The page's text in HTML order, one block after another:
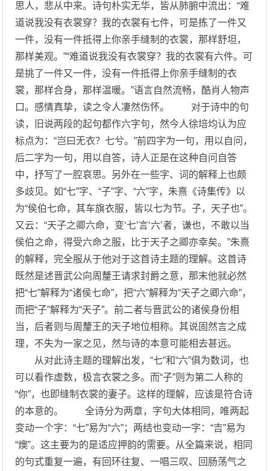
思人，悲从中来。诗句朴实无华，皆从肺腑中流出：“难
道说我没有衣裳穿？我的衣裳有七件，可是拣了一件又
一件，没有一件抵得上你亲手缝制的衣裳，那样舒坦，
那样美观。”“难道说我没有衣裳穿？我的衣裳有六件。可
是挑了一件又一件，没有一件抵得上你亲手缝制的衣
裳，那样合身，那样温暖。”语言自然流畅，酷肖人物声
口。感情真挚，读之令人凄然伤怀。 对于诗中的句
读，旧说两段的起句都作六字句，然今人徐培均认为应
标点为：“岂曰无衣？七兮。”前四字为一句，用以自问，
后二字为一句，用以自答，诗人正是在这种自问自答
中，抒写了一腔哀思。另外在一些字、词的解释上也颇
多歧见。如“七”字、“子”字、“六”字，朱熹《诗集传》以
为“侯伯七命，其车旗衣服，皆以七为节。子，天子也”。
又云：“天子之卿六命，变‘七’言‘六’者，谦也，不敢以当
侯伯之命，得受六命之服，比于天子之卿亦幸矣。”朱熹
的解释，完全服从于他对于这首诗主题的理解。这首诗
既然是述晋武公向周釐王请求封爵之意，那末他就必然
把“七”解释为“诸侯七命”，把“六”解释为“天子之卿六命”，
而把“子”解释为“天子”。前二者与晋武公的诸侯身份相
当，后者则与周釐王的天子地位相称。其说固然言之成
理，不失为一家之见，然与诗的本意可能相去甚远。
从对此诗主题的理解出发，“七”和“六”俱为数词，也
可以看作虚数，极言衣裳之多。而“子”则为第二人称的
“你”，也即缝制衣裳的妻子。这样的理解，应该是符合诗
的本意的。 全诗分为两章，字句大体相同，唯两起
变动一个字：“七”易为“六”；两结也变动一字：“吉”易为
“燠”。这主要为的是适应押韵的需要。从全篇来说，相同
的句式重复一遍，有回环往复、一唱三叹、回肠荡气之